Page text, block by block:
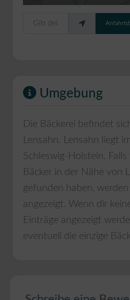
Gib deinen Standort ein.
Umgebung
Die Bäckerei befindet
Lensahn . Lensahn liegt
Schleswig-Holstein .
Bäcker in der Nähe von
gefunden haben,
angezeigt. Wenn dir
Einträge angezeigt
eventuell die einzige